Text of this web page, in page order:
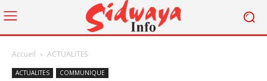
Accueil ACTUALITES
ACTUALITES COMMUNIQUE